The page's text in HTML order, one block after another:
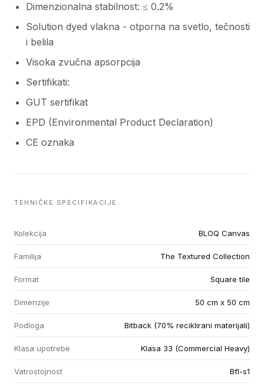
Dimenzionalna stabilnost: ≤ 0.2%
Solution dyed vlakna - otporna na svetlo, tečnosti
i belila
Visoka zvučna apsorpcija
Sertifikati:
GUT sertifikat
EPD (Environmental Product Declaration)
CE oznaka
TEHNIČKE SPECIFIKACIJE
Kolekcija BLOQ Canvas
Familija The Textured Collection
Format Square tile
Dimenzije 50 cm x 50 cm
Podloga Bitback (70% reciklirani materijali)
Klasa upotrebe Klasa 33 (Commercial Heavy)
Vatrostojnost Bfl-s1